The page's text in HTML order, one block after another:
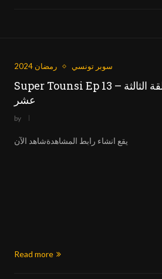
رمضان 2024 سوبر تونسي
Super Tounsi Ep 13 – سوبر تونسي الحلقة الثالثة
عشر
by
يقع انشاء رابط المشاهدةشاهد الآن
Read more